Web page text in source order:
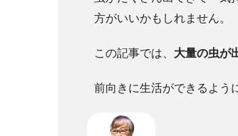
方がいいかもしれません。
この記事では、 大量の虫が
前向きに生活ができるよう